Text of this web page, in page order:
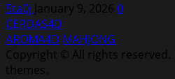
5ta0j January 9, 2026 0
CERDAS4D
AROMA4D MAHJONG
Copyright © All rights reserved.
themes.